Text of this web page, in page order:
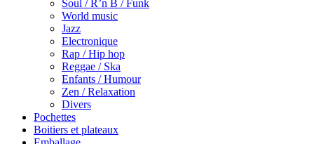
Soul / R’n B / Funk
World music
Jazz
Electronique
Rap / Hip hop
Reggae / Ska
Enfants / Humour
Zen / Relaxation
Divers
Pochettes
Boitiers et plateaux